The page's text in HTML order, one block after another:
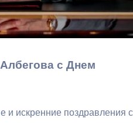
с Днем
поздравления с